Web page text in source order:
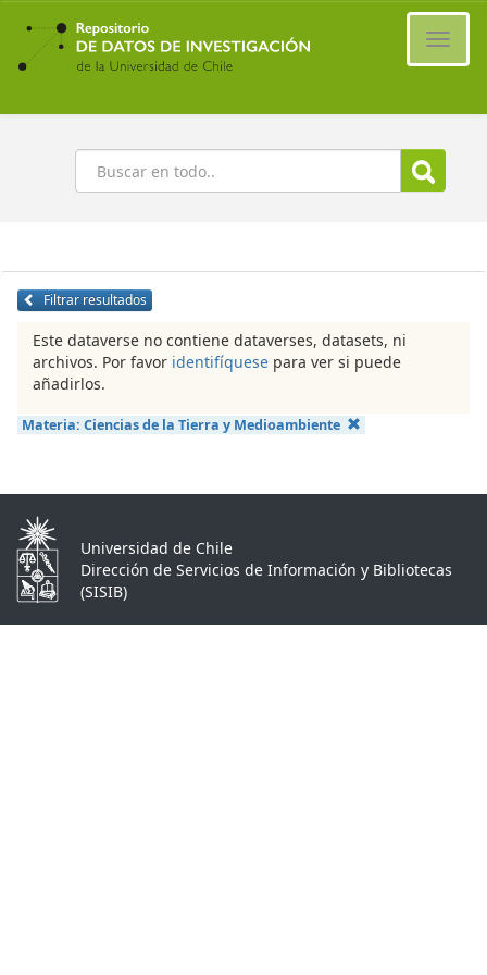
Ir
contenido
principal
Buscar
Filtrar resultados
Este dataverse no contiene dataverses, datasets, ni
archivos. Por favor identifíquese para ver si puede
añadirlos.
Materia: Ciencias de la Tierra y Medioambiente
Universidad de Chile
Dirección de Servicios de Información y Bibliotecas
(SISIB)